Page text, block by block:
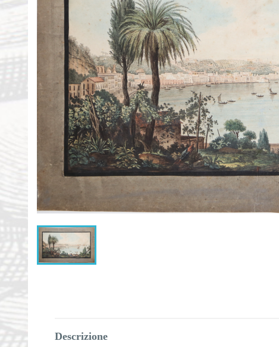
Descrizione